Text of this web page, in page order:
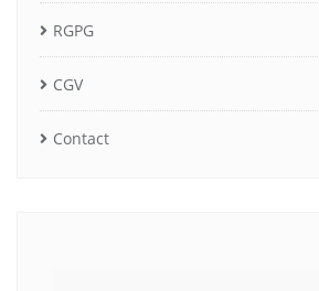
RGPG
CGV
Contact